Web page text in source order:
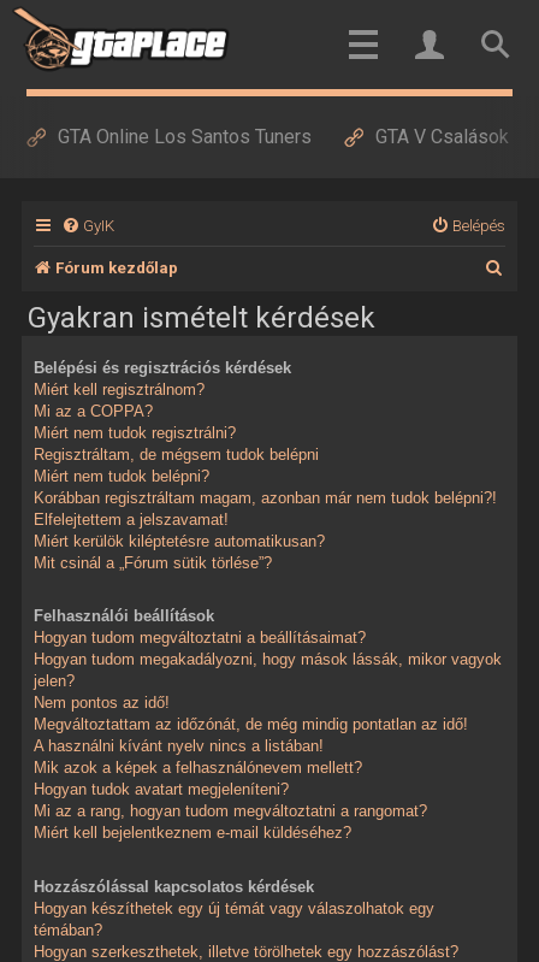
GTA Online Los Santos Tuners GTA V Csalások
GyIK Belépés
Fórum kezdőlap
Gyakran ismételt kérdések
Belépési és regisztrációs kérdések
Miért kell regisztrálnom?
Mi az a COPPA?
Miért nem tudok regisztrálni?
Regisztráltam, de mégsem tudok belépni
Miért nem tudok belépni?
Korábban regisztráltam magam, azonban már nem tudok belépni?!
Elfelejtettem a jelszavamat!
Miért kerülök kiléptetésre automatikusan?
Mit csinál a „Fórum sütik törlése”?
Felhasználói beállítások
Hogyan tudom megváltoztatni a beállításaimat?
Hogyan tudom megakadályozni, hogy mások lássák, mikor vagyok
jelen?
Nem pontos az idő!
Megváltoztattam az időzónát, de még mindig pontatlan az idő!
A használni kívánt nyelv nincs a listában!
Mik azok a képek a felhasználónevem mellett?
Hogyan tudok avatart megjeleníteni?
Mi az a rang, hogyan tudom megváltoztatni a rangomat?
Miért kell bejelentkeznem e-mail küldéséhez?
Hozzászólással kapcsolatos kérdések
Hogyan készíthetek egy új témát vagy válaszolhatok egy
témában?
Hogyan szerkeszthetek, illetve törölhetek egy hozzászólást?